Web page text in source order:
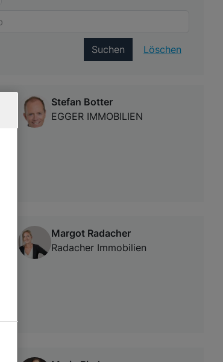
Suchen Löschen
Stefan Botter
EGGER IMMOBILIEN
Margot Radacher
Radacher Immobilien